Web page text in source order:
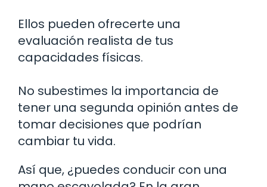
Ellos pueden ofrecerte una
evaluación realista de tus
capacidades físicas.
No subestimes la importancia de
tener una segunda opinión antes de
tomar decisiones que podrían
cambiar tu vida.
Así que, ¿puedes conducir con una